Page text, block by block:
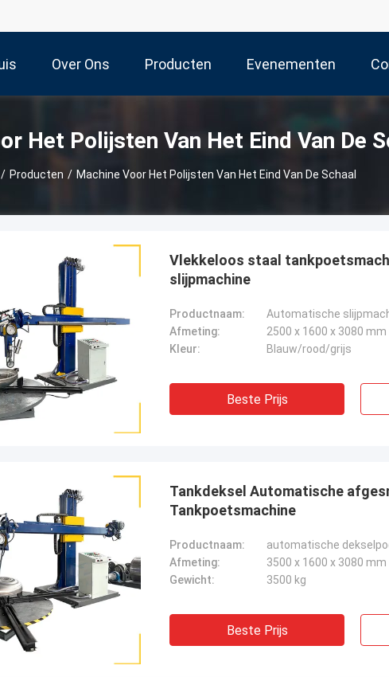
Over Ons Producten Evenementen
Het Polijsten Van Het Eind Van De
/ Producten / Machine Voor Het Polijsten Van Het Eind Van De Schaal
Vlekkeloos staal
slijpmachine
Productnaam:
Automatische
Afmeting:
2500 x 1600 x 3080 mm
Kleur:
Blauw/rood/grijs
Beste Prijs
Tankdeksel Automatische
Tankpoetsmachine
Productnaam:
automatische
Afmeting:
3500 x 1600 x 3080 mm
Gewicht:
3500 kg
Beste Prijs